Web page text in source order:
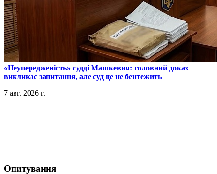
​«Неупередженість» судді Машкевич: головний доказ
викликає запитання, але суд це не бентежить
7 авг. 2026 г.
Опитування